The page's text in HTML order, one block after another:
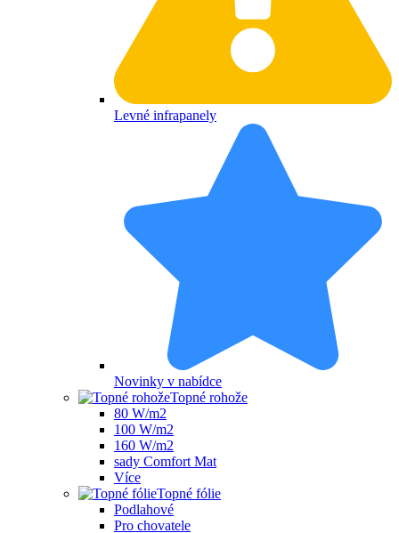
Levné infrapanely
Novinky v nabídce
Topné rohože
80 W/m2
100 W/m2
160 W/m2
sady Comfort Mat
Více
Topné fólie
Podlahové
Pro chovatele